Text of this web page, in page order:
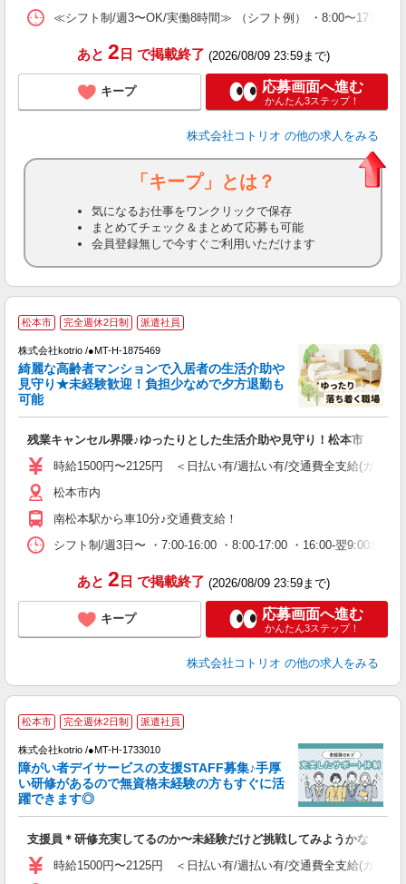
≪シフト制/週3〜OK/実働8時間≫ （シフト例） ・8:00〜17:00
あと 2 日 で掲載終了 (2026/08/09 23:59まで)
キープ 応募画面へ進む
かんたん3ステップ！
株式会社コトリオ の他の求人をみる
「キープ」とは？
気になるお仕事をワンクリックで保存
まとめてチェック＆まとめて応募も可能
会員登録無しで今すぐご利用いただけます
松本市 完全週休2日制 派遣社員
株式会社kotrio /●MT-H-1875469
綺麗な高齢者マンションで入居者の生活介助や
見守り★未経験歓迎！負担少なめで夕方退勤も
可能
残業キャンセル界隈♪ゆったりとした生活介助や見守り！松本市
時給1500円〜2125円 ＜日払い有/週払い有/交通費全支給(ガソリ
松本市内
南松本駅から車10分♪交通費支給！
シフト制/週3日〜 ・7:00-16:00 ・8:00-17:00 ・16:00-翌9:00な
あと 2 日 で掲載終了 (2026/08/09 23:59まで)
キープ 応募画面へ進む
かんたん3ステップ！
株式会社コトリオ の他の求人をみる
松本市 完全週休2日制 派遣社員
株式会社kotrio /●MT-H-1733010
障がい者デイサービスの支援STAFF募集♪手厚
い研修があるので無資格未経験の方もすぐに活
躍できます◎
支援員＊研修充実してるのか〜未経験だけど挑戦してみようかな！
時給1500円〜2125円 ＜日払い有/週払い有/交通費全支給(ガソリ